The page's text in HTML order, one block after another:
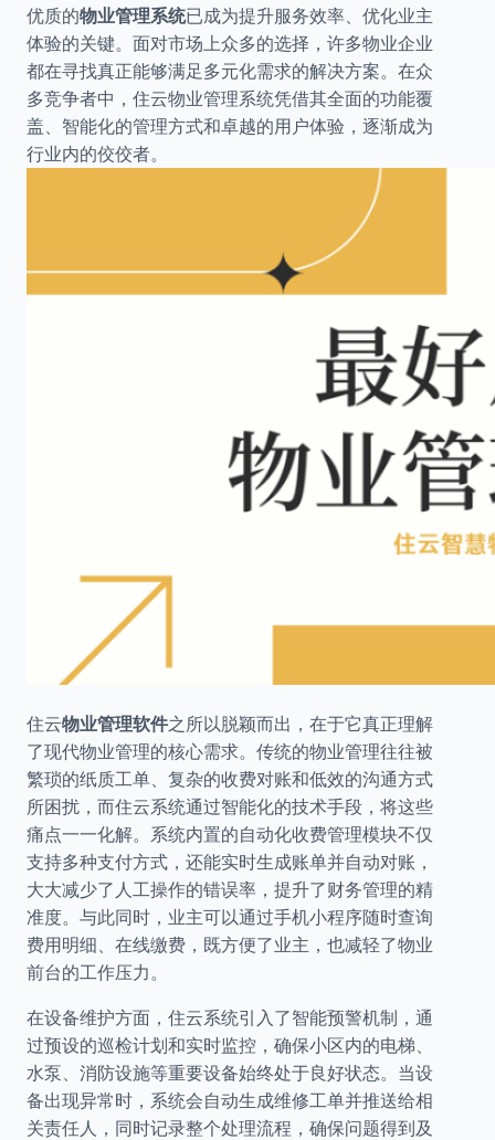
优质的物业管理系统已成为提升服务效率、优化业主
体验的关键。面对市场上众多的选择，许多物业企业
都在寻找真正能够满足多元化需求的解决方案。在众
多竞争者中，住云物业管理系统凭借其全面的功能覆
盖、智能化的管理方式和卓越的用户体验，逐渐成为
行业内的佼佼者。
住云物业管理软件之所以脱颖而出，在于它真正理解
了现代物业管理的核心需求。传统的物业管理往往被
繁琐的纸质工单、复杂的收费对账和低效的沟通方式
所困扰，而住云系统通过智能化的技术手段，将这些
痛点一一化解。系统内置的自动化收费管理模块不仅
支持多种支付方式，还能实时生成账单并自动对账，
大大减少了人工操作的错误率，提升了财务管理的精
准度。与此同时，业主可以通过手机小程序随时查询
费用明细、在线缴费，既方便了业主，也减轻了物业
前台的工作压力。
在设备维护方面，住云系统引入了智能预警机制，通
过预设的巡检计划和实时监控，确保小区内的电梯、
水泵、消防设施等重要设备始终处于良好状态。当设
备出现异常时，系统会自动生成维修工单并推送给相
关责任人，同时记录整个处理流程，确保问题得到及